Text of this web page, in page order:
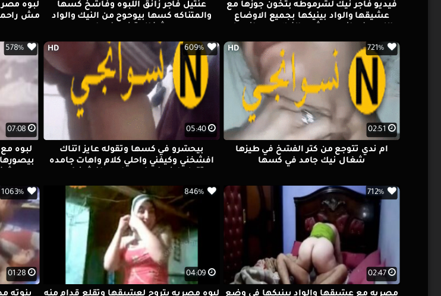
لبوه
مش
عنتيل فاجر زانق اللبوه وفاشخ كسها
والمتناكه كسها بيوحوح من النيك والواد
فيديو فاجر نيك لشرموطه بتخون جوزها مع
عشيقها والواد بينيكها بجميع الاوضاع
جامد افشخ كسي
07:08
578%
لبوه
05:40
HD 609%
بيحشرو في كسها وتقوله عايز اتناك
افشخني وكيفني واحلي كلام واهات جامده
02:51
HD 721%
أم ندي تتوجع من كتر الفشخ في طيزها
شغال نيك جامد في كسها
01:28
1063%
04:09
846%
02:47
712%